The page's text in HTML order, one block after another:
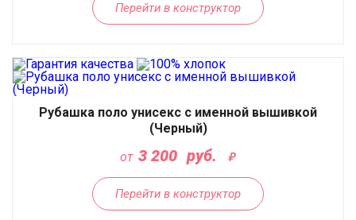
Перейти в конструктор
Рубашка поло унисекс с именной вышивкой
(Черный)
от 3 200 руб.
Перейти в конструктор